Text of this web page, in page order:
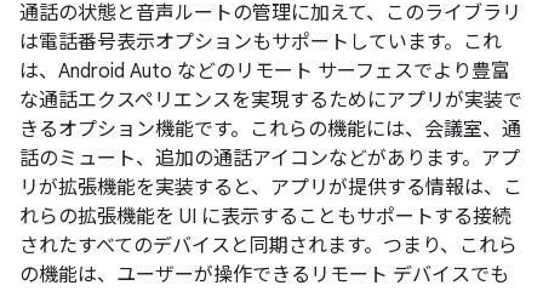
通話の状態と音声ルートの管理に加えて、このライブラリ
は電話番号表示オプションもサポートしています。これ
は、Android Auto などのリモート サーフェスでより豊富
な通話エクスペリエンスを実現するためにアプリが実装で
きるオプション機能です。これらの機能には、会議室、通
話のミュート、追加の通話アイコンなどがあります。アプ
リが拡張機能を実装すると、アプリが提供する情報は、こ
れらの拡張機能を UI に表示することもサポートする接続
されたすべてのデバイスと同期されます。つまり、これら
の機能は、ユーザーが操作できるリモート デバイスでも